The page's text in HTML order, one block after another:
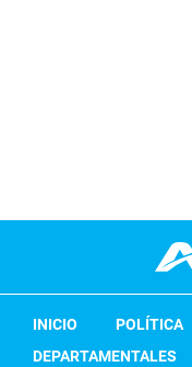
INICIO POLÍTICA
DEPARTAMENTALES